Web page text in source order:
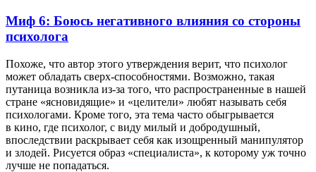
Миф 6: Боюсь негативного влияния со стороны
психолога
Похоже, что автор этого утверждения верит, что психолог
может обладать сверх-способностями. Возможно, такая
путаница возникла из-за того, что распространенные в нашей
стране «ясновидящие» и «целители» любят называть себя
психологами. Кроме того, эта тема часто обыгрывается
в кино, где психолог, с виду милый и добродушный,
впоследствии раскрывает себя как изощренный манипулятор
и злодей. Рисуется образ «специалиста», к которому уж точно
лучше не попадаться.